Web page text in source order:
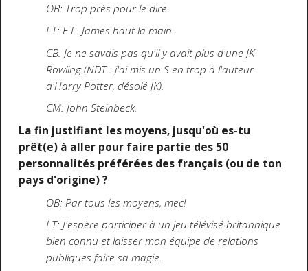
OB: Trop près pour le dire.
LT: E.L. James haut la main.
CB: Je ne savais pas qu'il y avait plus d'une JK
Rowling (NDT : j'ai mis un S en trop à l'auteur
d'Harry Potter, désolé JK).
CM: John Steinbeck.
La fin justifiant les moyens, jusqu'où es-tu
prêt(e) à aller pour faire partie des 50
personnalités préférées des français (ou de ton
pays d'origine) ?
OB: Par tous les moyens, mec!
LT: J'espère participer à un jeu télévisé britannique
bien connu et laisser mon équipe de relations
publiques faire sa magie.